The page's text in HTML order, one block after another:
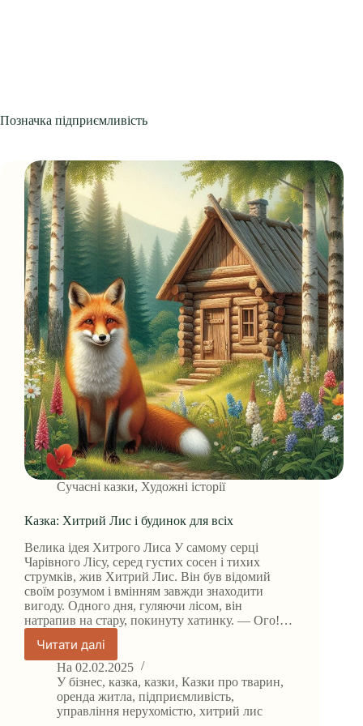
Позначка підприємливість
Сучасні казки, Художні історії
Казка: Хитрий Лис і будинок для всіх
Велика ідея Хитрого Лиса У самому серці
Чарівного Лісу, серед густих сосен і тихих
струмків, жив Хитрий Лис. Він був відомий
своїм розумом і вмінням завжди знаходити
вигоду. Одного дня, гуляючи лісом, він
натрапив на стару, покинуту хатинку. — Ого!…
Читати далі
Казка:
Хитрий
Лис
і
будинок
На 02.02.2025
У бізнес,казка,казки,Казки про тварин,
оренда житла, підприємливість,
управління нерухомістю, хитрий лис